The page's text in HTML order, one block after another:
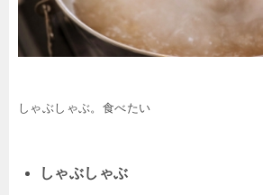
しゃぶしゃぶ。食べたい
しゃぶしゃぶ